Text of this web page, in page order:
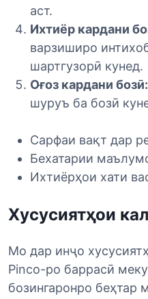
аст.
Ихтиёр кардани
варзиширо
шартгузорӣ кунед.
Оғоз кардани бозӣ:
шуруъ ба бозӣ
Сарфаи вақт дар
Бехатарии
Ихтиёрҳои хати
Хусусиятҳои
Мо дар инҷо
Pinco-ро баррасӣ
бозингаронро беҳтар